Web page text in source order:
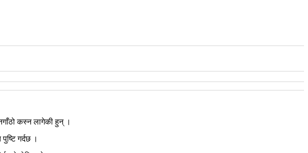
कस्न लागेकी हुन् ।
गर्दछ ।